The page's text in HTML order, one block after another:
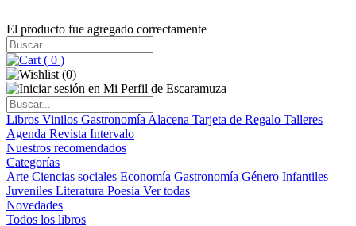
El producto fue agregado correctamente
( 0 )
(0)
Libros Vinilos Gastronomía Alacena Tarjeta de Regalo Talleres
Agenda Revista Intervalo
Nuestros recomendados
Categorías
Arte Ciencias sociales Economía Gastronomía Género Infantiles
Juveniles Literatura Poesía Ver todas
Novedades
Todos los libros